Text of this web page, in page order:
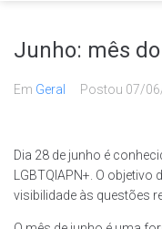
Junho: mês
Em Geral Postou 07/
Dia 28 de junho é
LGBTQIAPN+. O
visibilidade às questões